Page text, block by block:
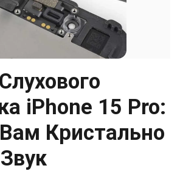
iPhone 15 Pro:
Кристально